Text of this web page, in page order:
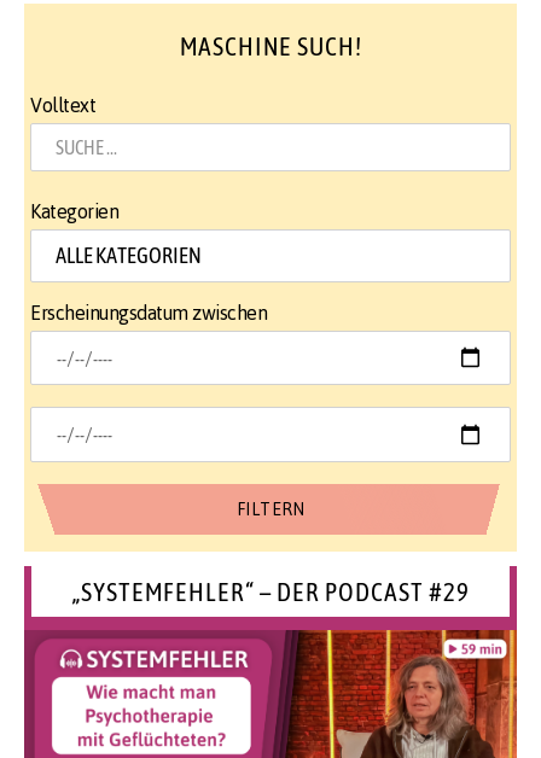
MASCHINE SUCH!
Volltext
Kategorien
Erscheinungsdatum zwischen
„SYSTEMFEHLER“ – DER PODCAST #29